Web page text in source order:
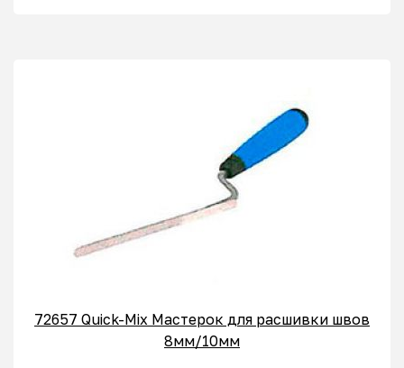
72657 Quick-Mix Мастерок для расшивки швов
8мм/10мм